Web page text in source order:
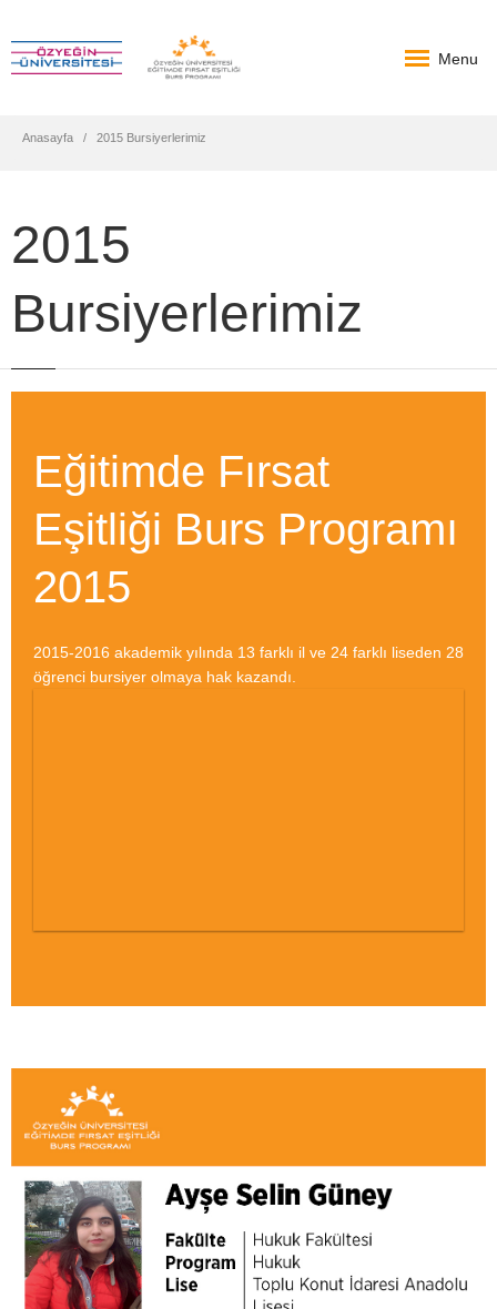
Menu
Anasayfa 2015 Bursiyerlerimiz
2015
Bursiyerlerimiz
Eğitimde Fırsat
Eşitliği Burs Programı
2015
2015-2016 akademik yılında 13 farklı il ve 24 farklı liseden 28
öğrenci bursiyer olmaya hak kazandı.